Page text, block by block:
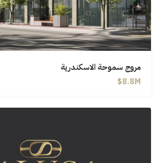
مروج سموحة الاسكندرية
8.8M$